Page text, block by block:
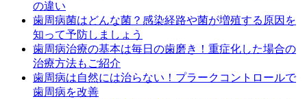
の違い
歯周病菌はどんな菌？感染経路や菌が増殖する原因を
知って予防しましょう
歯周病治療の基本は毎日の歯磨き！重症化した場合の
治療方法もご紹介
歯周病は自然には治らない！プラークコントロールで
歯周病を改善